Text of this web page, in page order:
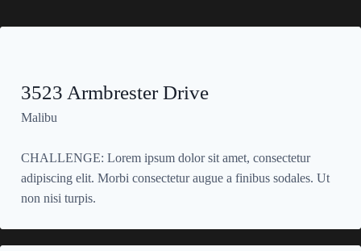
3523 Armbrester Drive
Malibu
CHALLENGE: Lorem ipsum dolor sit amet, consectetur
adipiscing elit. Morbi consectetur augue a finibus sodales. Ut
non nisi turpis.